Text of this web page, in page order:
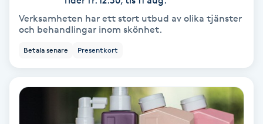
Hårvård
Hälsa
Hälsprickor
Verksamheten har ett stort utbud av olika tjänster
och behandlingar inom skönhet.
Betala senare Presentkort